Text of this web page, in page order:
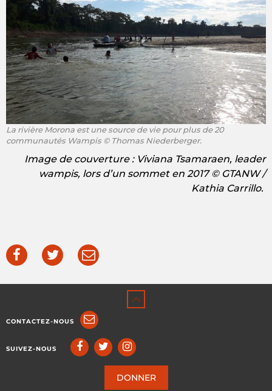
La rivière Morona est une source de vie pour plus de 20
communautés Wampis © Thomas Niederberger.
Image de couverture : Viviana Tsamaraen, leader
wampis, lors d’un sommet en 2017 © GTANW /
Kathia Carrillo.
CONTACTEZ-NOUS
SUIVEZ-NOUS
DONNER